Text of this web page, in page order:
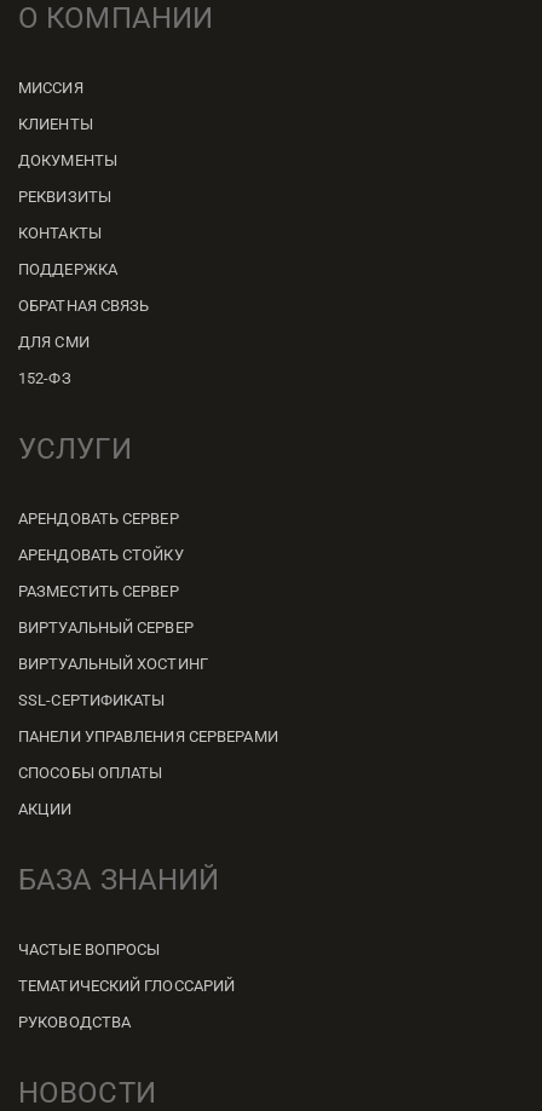
О КОМПАНИИ
МИССИЯ
КЛИЕНТЫ
ДОКУМЕНТЫ
РЕКВИЗИТЫ
КОНТАКТЫ
ПОДДЕРЖКА
ОБРАТНАЯ СВЯЗЬ
ДЛЯ СМИ
152-ФЗ
УСЛУГИ
АРЕНДОВАТЬ СЕРВЕР
АРЕНДОВАТЬ СТОЙКУ
РАЗМЕСТИТЬ СЕРВЕР
ВИРТУАЛЬНЫЙ СЕРВЕР
ВИРТУАЛЬНЫЙ ХОСТИНГ
SSL-СЕРТИФИКАТЫ
ПАНЕЛИ УПРАВЛЕНИЯ СЕРВЕРАМИ
СПОСОБЫ ОПЛАТЫ
АКЦИИ
БАЗА ЗНАНИЙ
ЧАСТЫЕ ВОПРОСЫ
ТЕМАТИЧЕСКИЙ ГЛОССАРИЙ
РУКОВОДСТВА
НОВОСТИ